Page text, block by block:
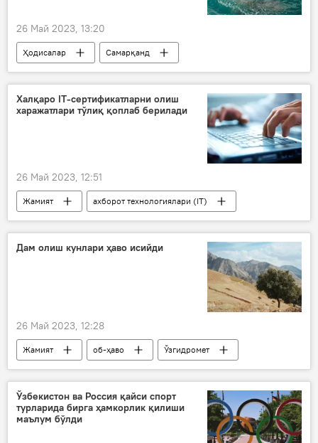
26 Май 2023, 13:20
Ҳодисалар Самарқанд
Халқаро IT-сертификатларни олиш
харажатлари тўлиқ қоплаб берилади
26 Май 2023, 12:51
Жамият
ахборот технологиялари (IT)
Ўзбекистон
Дам олиш кунлари ҳаво исийди
26 Май 2023, 12:28
Жамият об-ҳаво
Ўзгидромет
Ўзбекистон
Ўзбекистон ва Россия қайси спорт
турларида бирга ҳамкорлик қилиши
маълум бўлди